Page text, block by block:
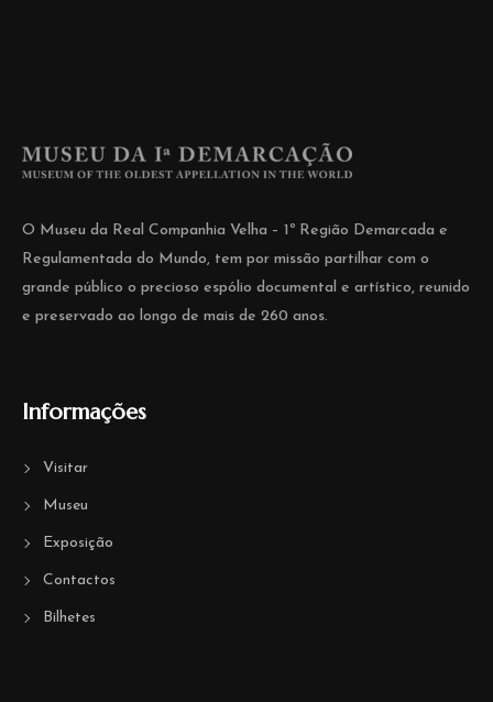
O Museu da Real Companhia Velha – 1º Região Demarcada e
Regulamentada do Mundo, tem por missão partilhar com o
grande público o precioso espólio documental e artístico, reunido
e preservado ao longo de mais de 260 anos.
Informações
Visitar
Museu
Exposição
Contactos
Bilhetes